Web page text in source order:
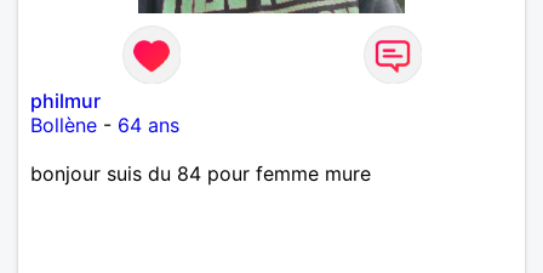
philmur
Bollène - 64 ans
bonjour suis du 84 pour femme mure